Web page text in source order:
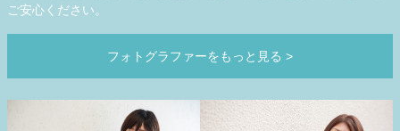
ご安心ください。
フォトグラファーをもっと見る >